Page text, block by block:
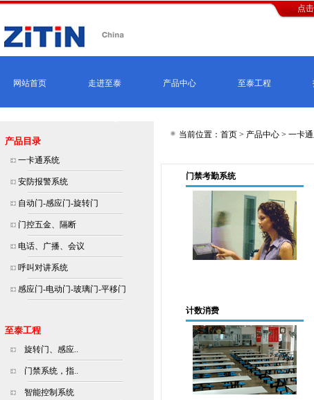
点
网站首页 走进至泰 产品中心 至泰工程
产品目录
一卡通系统
安防报警系统
自动门-感应门-旋转门
门控五金、隔断
电话、广播、会议
呼叫对讲系统
感应门-电动门-玻璃门-平移门
至泰工程
旋转门、感应..
门禁系统，指..
智能控制系统
当前位置：首页 > 产品中心 > 一卡
门禁考勤系统
计数消费